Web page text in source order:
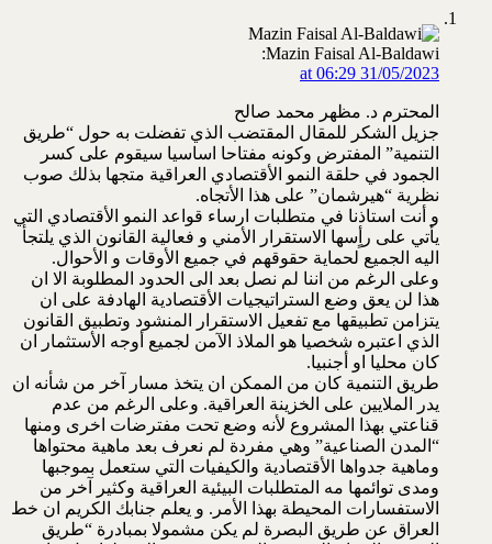
Mazin Faisal Al-Baldawi:
31/05/2023 at 06:29
المحترم د. مظهر محمد صالح
جزيل الشكر للمقال المقتضب الذي تفضلت به حول “طريق
التنمية” المفترض وكونه مفتاحا اساسيا سيقوم على كسر
الجمود في حلقة النمو الأقتصادي العراقية متجها بذلك صوب
نظرية “هيرشمان” على هذا الأتجاه.
و أنت استاذنا في متطلبات ارساء قواعد النمو الأقتصادي التي
يأتي على رأٍسها الاستقرار الأمني و فعالية القانون الذي يلتجأ
اليه الجميع لحماية حقوقهم في جميع الأوقات و الأحوال.
وعلى الرغم من اننا لم نصل بعد الى الحدود المطلوبة الا ان
هذا لن يعق وضع الستراتيجيات الأقتصادية الهادفة على ان
يتزامن تطبيقها مع تفعيل الاستقرار المنشود وتطبيق القانون
الذي اعتبره شخصيا هو الملاذ الآمن لجميع أوجه الأستثمار ان
كان محليا او أجنبيا.
طريق التنمية كان من الممكن ان يتخذ مسار آخر من شأنه ان
يدر الملايين على الخزينة العراقية. وعلى الرغم من عدم
قناعتي بهذا المشروع لأنه وضع تحت مفترضات اخرى ومنها
“المدن الصناعية” وهي مفردة لم نعرف بعد ماهية محتواها
وماهية جدواها الأقتصادية والكيفيات التي ستعمل بموجبها
ومدى توائمها مه المتطلبات البيئية العراقية وكثير آخر من
الاستفسارات المحيطة بهذا الأمر. و يعلم جنابك الكريم ان خط
العراق عن طريق البصرة لم يكن مشمولا بمبادرة “طريق